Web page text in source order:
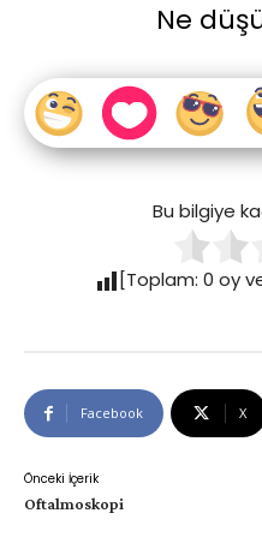
Ne
Bu bilgiye
[Toplam:0 oy
Facebook X
Önceki İçerik
Oftalmoskopi